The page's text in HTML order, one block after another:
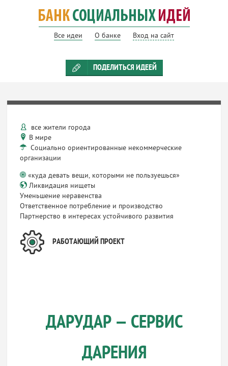
Все идеи О банке Вход на сайт
ПОДЕЛИТЬСЯ ИДЕЕЙ
все жители города
В мире
Социально ориентированные некоммерческие
организации
«куда девать вещи, которыми не пользуешься»
Ликвидация нищеты
Уменьшение неравенства
Ответственное потребление и производство
Партнерство в интересах устойчивого развития
РАБОТАЮЩИЙ ПРОЕКТ
ДАРУДАР — СЕРВИС
ДАРЕНИЯ